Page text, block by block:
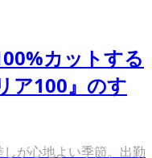
カットする
ア100』のす
が心地よい季節。出勤